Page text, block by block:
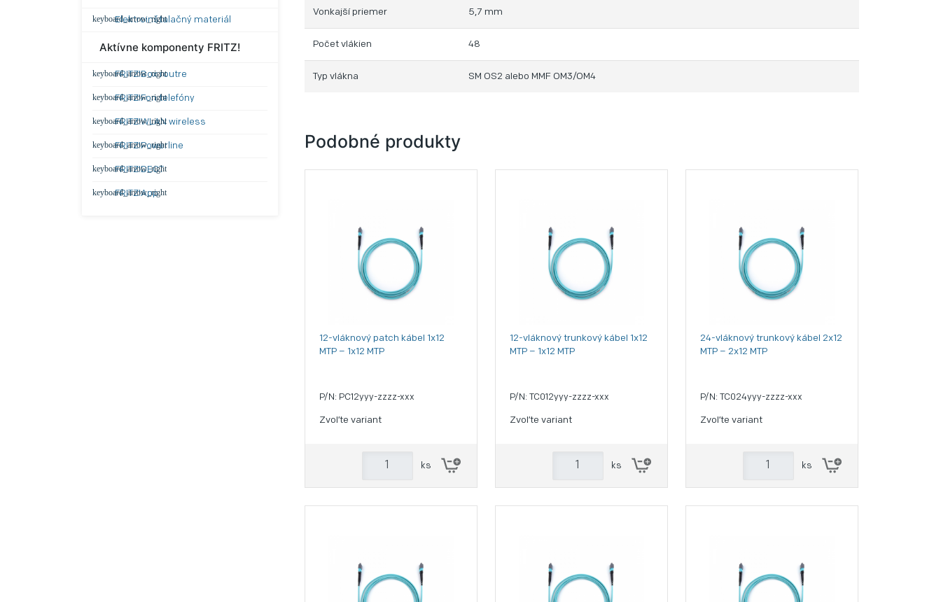
Elektroinštalačný materiál
Aktívne komponenty FRITZ!
FRITZ!Box routre
FRITZ!Fon telefóny
FRITZ!WLAN wireless
FRITZ!Powerline
FRITZ!DECT
FRITZ!App
Vonkajší priemer 5,7 mm
Počet vlákien 48
Typ vlákna SM OS2 alebo MMF OM3/OM4
Podobné produkty
12-vláknový patch kábel 1x12
MTP – 1x12 MTP
P/N: PC12yyy-zzzz-xxx
Zvoľte variant
ks
12-vláknový trunkový kábel 1x12
MTP – 1x12 MTP
P/N: TC012yyy-zzzz-xxx
Zvoľte variant
ks
24-vláknový trunkový kábel 2x12
MTP – 2x12 MTP
P/N: TC024yyy-zzzz-xxx
Zvoľte variant
ks